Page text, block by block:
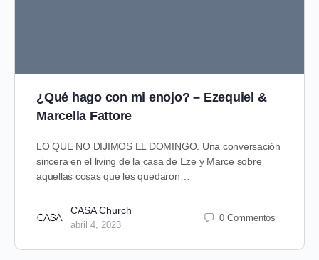
¿Qué hago con mi enojo? – Ezequiel &
Marcella Fattore
LO QUE NO DIJIMOS EL DOMINGO. Una conversación
sincera en el living de la casa de Eze y Marce sobre
aquellas cosas que les quedaron…
CASA Church
abril 4, 2023
0 Commentos